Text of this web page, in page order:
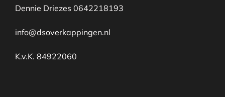
Dennie Driezes 0642218193
info@dsoverkappingen.nl
K.v.K. 84922060